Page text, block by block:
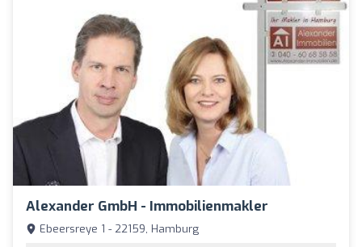
Alexander GmbH - Immobilienmakler
Ebeersreye 1 - 22159, Hamburg